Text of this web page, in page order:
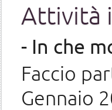
Attività
- In che
Faccio
Gennaio